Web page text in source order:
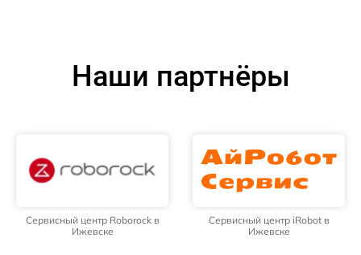
Наши партнёры
Сервисный центр Roborock в
Ижевске
Сервисный центр iRobot в
Ижевске